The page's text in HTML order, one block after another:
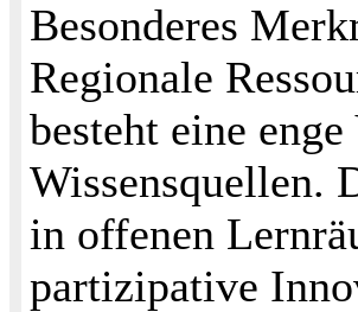
Besonderes
Regionale
besteht eine
Wissensquellen.
in offenen
partizipative